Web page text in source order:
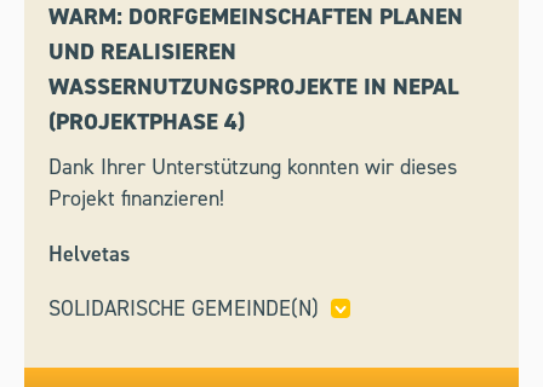
WARM: DORFGEMEINSCHAFTEN PLANEN
UND REALISIEREN
WASSERNUTZUNGSPROJEKTE IN NEPAL
(PROJEKTPHASE 4)
Dank Ihrer Unterstützung konnten wir dieses
Projekt finanzieren!
Helvetas
SOLIDARISCHE GEMEINDE(N)
FLAWIL,WASSERVERSORGUNG HERISAU